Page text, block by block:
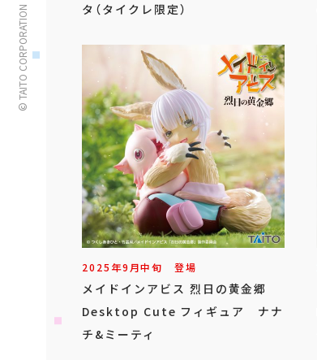
© TAITO CORPORATION
タ（タイクレ限定）
2025年9月中旬 登場
メイドインアビス 烈日の黄金郷
Desktop Cute フィギュア ナナ
チ&ミーティ